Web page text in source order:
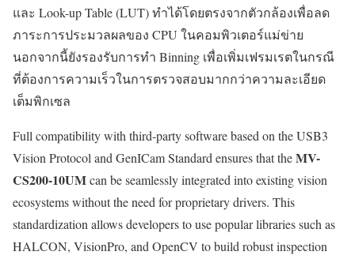
และ Look-up Table (LUT) ทำได้โดยตรงจากตัวกล้องเพื่อลด
ภาระการประมวลผลของ CPU ในคอมพิวเตอร์แม่ข่าย
นอกจากนี้ยังรองรับการทำ Binning เพื่อเพิ่มเฟรมเรตในกรณี
ที่ต้องการความเร็วในการตรวจสอบมากกว่าความละเอียด
เต็มพิกเซล
Full compatibility with third-party software based on the USB3
Vision Protocol and GenICam Standard ensures that theMV-
CS200-10UMcan be seamlessly integrated into existing vision
ecosystems without the need for proprietary drivers. This
standardization allows developers to use popular libraries such as
HALCON, VisionPro, and OpenCV to build robust inspection